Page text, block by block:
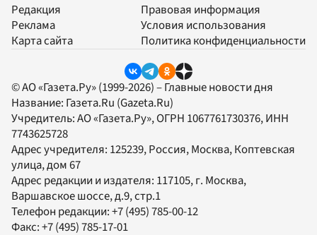
Редакция
Реклама
Карта сайта
Правовая информация
Условия использования
Политика конфиденциальности
© АО «Газета.Ру» (1999-2026) – Главные новости дня
Название: Газета.Ru (Gazeta.Ru)
Учредитель:АО «Газета.Ру», ОГРН 1067761730376, ИНН
7743625728
Адрес учредителя: 125239, Россия, Москва, Коптевская
улица, дом 67
Адрес редакции и издателя: 117105, г. Москва,
Варшавское шоссе, д.9, стр.1
Телефон редакции:+7 (495) 785-00-12
Факс:+7 (495) 785-17-01